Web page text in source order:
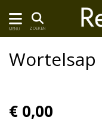
MENU ZOEKEN
Wortelsap
€ 0,00